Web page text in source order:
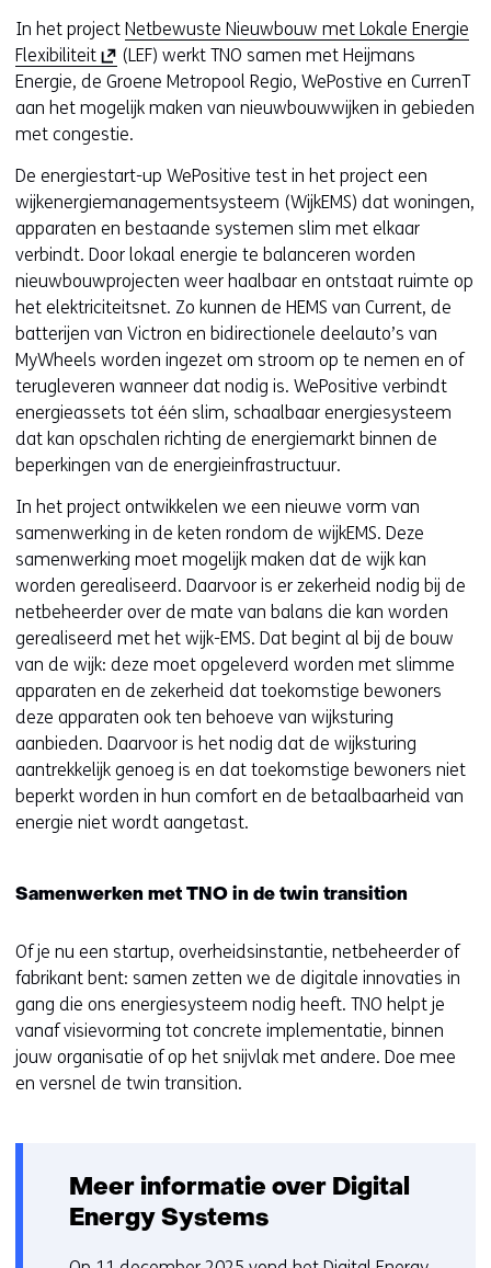
In het project Netbewuste Nieuwbouw met Lokale Energie
Flexibiliteit(
o
p
e
t
i
n
n
i
e
u
w
v
e
n
s
t
e
r
)
(
v
e
w
i
j
s
t
a
e
e
n
a
n
d
w
e
(LEF) werkt TNO samen met Heijmans
Energie, de Groene Metropool Regio, WePostive en CurrenT
aan het mogelijk maken van nieuwbouwwijken in gebieden
met congestie.
De energiestart-up WePositive test in het project een
wijkenergiemanagementsysteem (WijkEMS) dat woningen,
apparaten en bestaande systemen slim met elkaar
verbindt. Door lokaal energie te balanceren worden
nieuwbouwprojecten weer haalbaar en ontstaat ruimte op
het elektriciteitsnet. Zo kunnen de HEMS van Current, de
batterijen van Victron en bidirectionele deelauto’s van
MyWheels worden ingezet om stroom op te nemen en of
terugleveren wanneer dat nodig is. WePositive verbindt
energieassets tot één slim, schaalbaar energiesysteem
dat kan opschalen richting de energiemarkt binnen de
beperkingen van de energieinfrastructuur.
In het project ontwikkelen we een nieuwe vorm van
samenwerking in de keten rondom de wijkEMS. Deze
samenwerking moet mogelijk maken dat de wijk kan
worden gerealiseerd. Daarvoor is er zekerheid nodig bij de
netbeheerder over de mate van balans die kan worden
gerealiseerd met het wijk-EMS. Dat begint al bij de bouw
van de wijk: deze moet opgeleverd worden met slimme
apparaten en de zekerheid dat toekomstige bewoners
deze apparaten ook ten behoeve van wijksturing
aanbieden. Daarvoor is het nodig dat de wijksturing
aantrekkelijk genoeg is en dat toekomstige bewoners niet
beperkt worden in hun comfort en de betaalbaarheid van
energie niet wordt aangetast.
Samenwerken met TNO in de twin transition
Of je nu een startup, overheidsinstantie, netbeheerder of
fabrikant bent: samen zetten we de digitale innovaties in
gang die ons energiesysteem nodig heeft. TNO helpt je
vanaf visievorming tot concrete implementatie, binnen
jouw organisatie of op het snijvlak met andere. Doe mee
en versnel de twin transition.
Meer informatie over Digital
Energy Systems